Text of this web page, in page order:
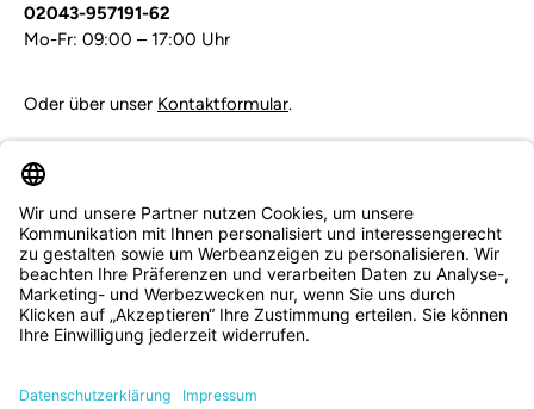
02043-957191-62
Mo-Fr: 09:00 – 17:00 Uhr
Oder über unser Kontaktformular.
Service & Beratung
Informationen